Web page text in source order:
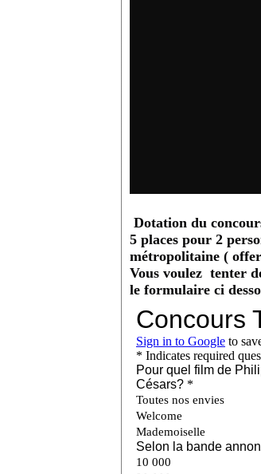
Dotation du
5 places pour 2
métropolitaine (
Vous voulez tenter
le formulaire ci